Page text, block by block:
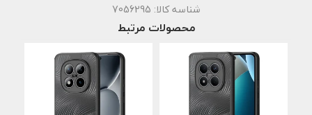
شناسه کالا: 7056295
محصولات مرتبط